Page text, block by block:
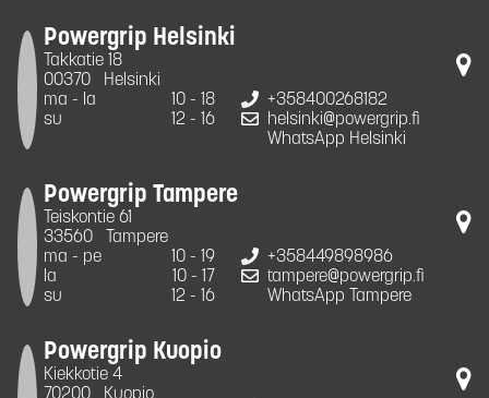
Powergrip Helsinki
Takkatie 18
00370
Helsinki
ma - la
10 - 18
su
12 - 16
+358400268182
helsinki@powergrip.fi
WhatsApp Helsinki
Powergrip Tampere
Teiskontie 61
33560
Tampere
ma - pe
10 - 19
la
10 - 17
su
12 - 16
+358449898986
tampere@powergrip.fi
WhatsApp Tampere
Powergrip Kuopio
Kiekkotie 4
70200
Kuopio